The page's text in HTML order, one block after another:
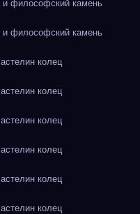
философский камень
философский камень
колец
колец
колец
колец
колец
колец